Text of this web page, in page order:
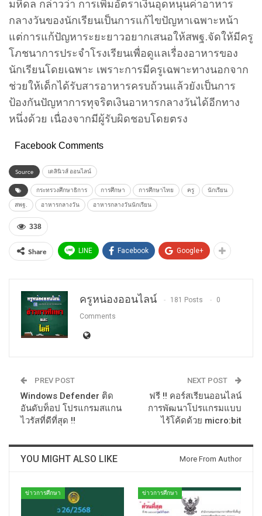
มหิดล กล่าวว่า การเพิ่มอัตราเงินอุดหนุนค่าอาหาร
กลางวันของนักเรียนเป็นการแก้ไขปัญหาเฉพาะหน้า
แต่การแก้ปัญหาระยะยาวอยากเสนอให้สพฐ.จัดให้มีครู
โภชนาการประจำโรงเรียนเพื่อดูแลเรื่องอาหารของ
นักเรียนโดยเฉพาะ เพราะการมีครูเฉพาะทางนอกจาก
ช่วยให้เด็กได้รับสารอาหารครบถ้วนแล้วยังเป็นการ
ป้องกันปัญหาการทุจริตเงินอาหารกลางวันได้อีกทาง
หนึ่งด้วย เนื่องจากมีผู้รับผิดชอบโดยตรง
Facebook Comments
Source เดลินิวส์ ออนไลน์
กระทรวงศึกษาธิการ การศึกษา การศึกษาไทย ครู นักเรียน
สพฐ. อาหารกลางวัน อาหารกลางวันนักเรียน
338
Share LINE Facebook Google+
ครูหน่องออนไลน์ 181 Posts
0
Comments
PREV POST
Windows Defender ติด
อันดับท็อป โปรแกรมสแกน
ไวรัสที่ดีที่สุด !!
NEXT POST
ฟรี !! คอร์สเรียนออนไลน์
การพัฒนาโปรแกรมแบบ
ไร้โค้ดด้วย micro:bit
YOU MIGHT ALSO LIKE More From Author
ข่าวการศึกษา ข่าวการศึกษา